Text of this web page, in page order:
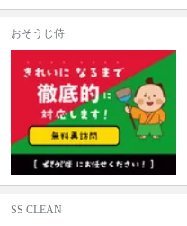
おそうじ侍
SS CLEAN